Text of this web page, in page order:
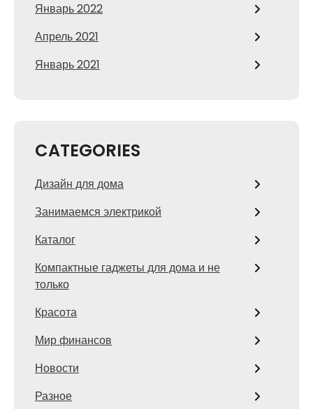
Январь 2022
Апрель 2021
Январь 2021
CATEGORIES
Дизайн для дома
Занимаемся электрикой
Каталог
Компактные гаджеты для дома и не
только
Красота
Мир финансов
Новости
Разное